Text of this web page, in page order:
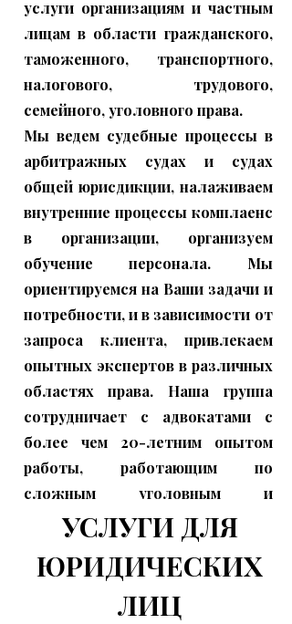
услуги организациям и частным
лицам в области гражданского,
таможенного, транспортного,
налогового, трудового,
семейного, уголовного права.
Мы ведем судебные процессы в
арбитражных судах и судах
общей юрисдикции, налаживаем
внутренние процессы комплаенс
в организации, организуем
обучение персонала. Мы
ориентируемся на Ваши задачи и
потребности, и в зависимости от
запроса клиента, привлекаем
опытных экспертов в различных
областях права. Наша группа
сотрудничает с адвокатами с
более чем 20-летним опытом
работы, работающим по
сложным уголовным и
административным делам.
У нас есть время и опыт для
решения Ваших задач и
реализации Ваших проектов!
УСЛУГИ ДЛЯ
ЮРИДИЧЕСКИХ
ЛИЦ